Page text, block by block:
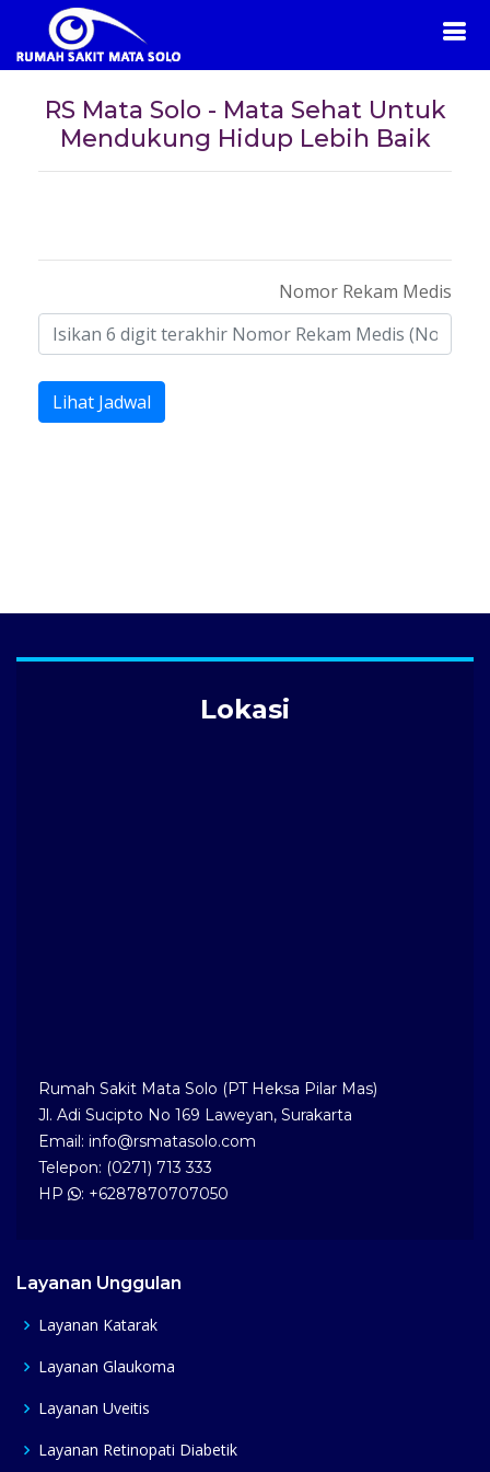
RS Mata Solo - Mata Sehat Untuk
Mendukung Hidup Lebih Baik
Nomor Rekam Medis
Lokasi
Rumah Sakit Mata Solo (PT Heksa Pilar Mas)
Jl. Adi Sucipto No 169 Laweyan, Surakarta
Email: info@rsmatasolo.com
Telepon: (0271) 713 333
HP
: +6287870707050
Layanan Unggulan
Layanan Katarak
Layanan Glaukoma
Layanan Uveitis
Layanan Retinopati Diabetik